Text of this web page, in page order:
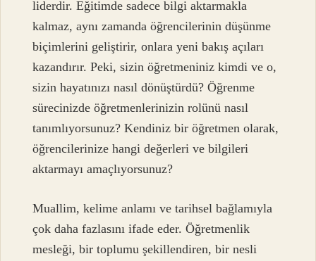
liderdir. Eğitimde sadece bilgi aktarmakla
kalmaz, aynı zamanda öğrencilerinin düşünme
biçimlerini geliştirir, onlara yeni bakış açıları
kazandırır. Peki, sizin öğretmeniniz kimdi ve o,
sizin hayatınızı nasıl dönüştürdü? Öğrenme
sürecinizde öğretmenlerinizin rolünü nasıl
tanımlıyorsunuz? Kendiniz bir öğretmen olarak,
öğrencilerinize hangi değerleri ve bilgileri
aktarmayı amaçlıyorsunuz?
Muallim, kelime anlamı ve tarihsel bağlamıyla
çok daha fazlasını ifade eder. Öğretmenlik
mesleği, bir toplumu şekillendiren, bir nesli